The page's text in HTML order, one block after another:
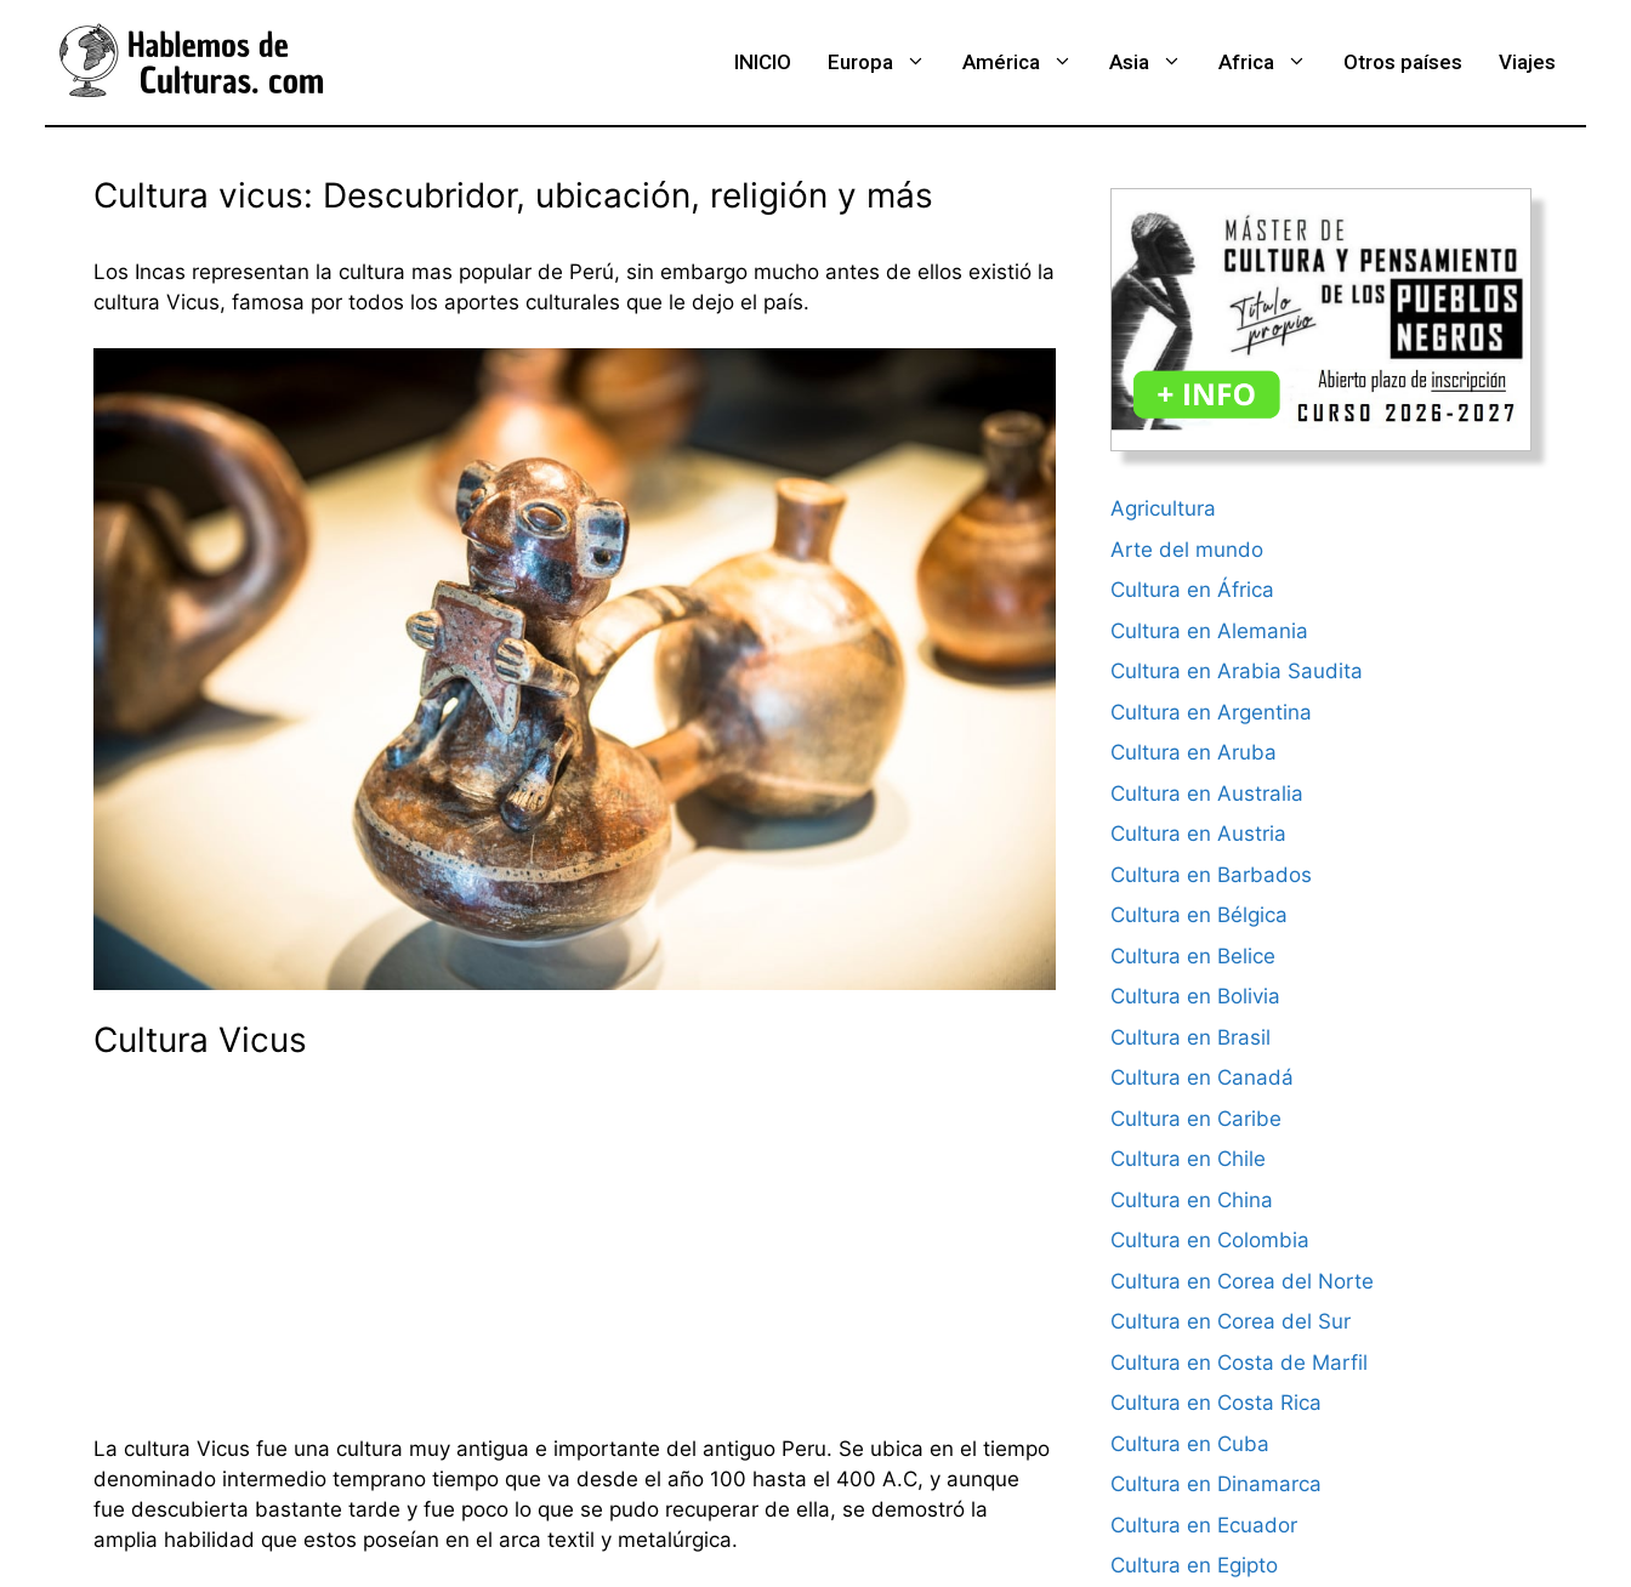
contenido
INICIO Europa América Asia Africa Otros países Viajes
Cultura vicus: Descubridor, ubicación, religión y más
Los Incas representan la cultura mas popular de Perú, sin embargo mucho antes de ellos existió la
cultura Vicus, famosa por todos los aportes culturales que le dejo el país.
Cultura Vicus
La cultura Vicus fue una cultura muy antigua e importante del antiguo Peru. Se ubica en el tiempo
denominado intermedio temprano tiempo que va desde el año 100 hasta el 400 A.C, y aunque
fue descubierta bastante tarde y fue poco lo que se pudo recuperar de ella, se demostró la
amplia habilidad que estos poseían en el arca textil y metalúrgica.
Agricultura
Arte del mundo
Cultura en África
Cultura en Alemania
Cultura en Arabia Saudita
Cultura en Argentina
Cultura en Aruba
Cultura en Australia
Cultura en Austria
Cultura en Barbados
Cultura en Bélgica
Cultura en Belice
Cultura en Bolivia
Cultura en Brasil
Cultura en Canadá
Cultura en Caribe
Cultura en Chile
Cultura en China
Cultura en Colombia
Cultura en Corea del Norte
Cultura en Corea del Sur
Cultura en Costa de Marfil
Cultura en Costa Rica
Cultura en Cuba
Cultura en Dinamarca
Cultura en Ecuador
Cultura en Egipto